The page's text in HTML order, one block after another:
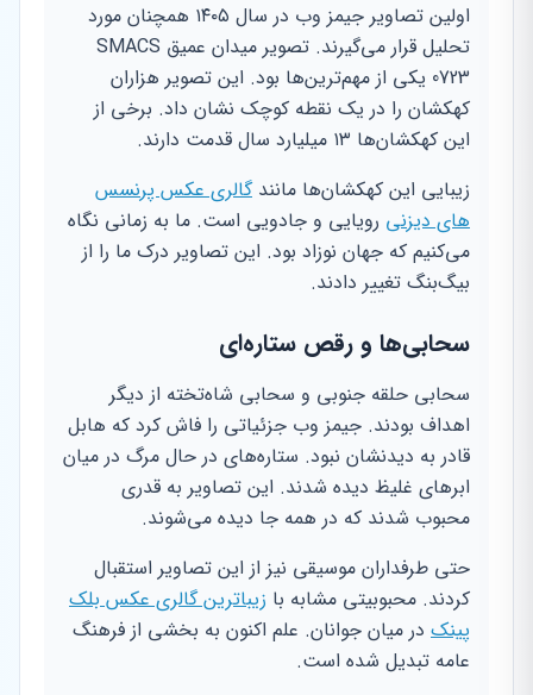
اولین تصاویر جیمز وب در سال ۱۴۰۵ همچنان مورد
تحلیل قرار می‌گیرند. تصویر میدان عمیق SMACS
0723 یکی از مهم‌ترین‌ها بود. این تصویر هزاران
کهکشان را در یک نقطه کوچک نشان داد. برخی از
این کهکشان‌ها ۱۳ میلیارد سال قدمت دارند.
زیبایی این کهکشان‌ها مانندگالری عکس پرنسس
های دیزنی رویایی و جادویی است. ما به زمانی نگاه
می‌کنیم که جهان نوزاد بود. این تصاویر درک ما را از
بیگ‌بنگ تغییر دادند.
سحابی‌ها و رقص ستاره‌ای
سحابی حلقه جنوبی و سحابی شاه‌تخته از دیگر
اهداف بودند. جیمز وب جزئیاتی را فاش کرد که هابل
قادر به دیدنشان نبود. ستاره‌های در حال مرگ در میان
ابرهای غلیظ دیده شدند. این تصاویر به قدری
محبوب شدند که در همه جا دیده می‌شوند.
حتی طرفداران موسیقی نیز از این تصاویر استقبال
کردند. محبوبیتی مشابه با زیباترین گالری عکس بلک
پینک در میان جوانان. علم اکنون به بخشی از فرهنگ
عامه تبدیل شده است.